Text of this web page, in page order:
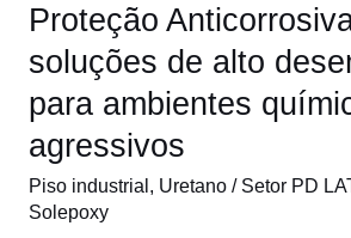
Proteção
soluções de alto
para ambientes
agressivos
Piso industrial , Uretano/ Setor PD
Solepoxy
para
ambientes
químicos
agressivos